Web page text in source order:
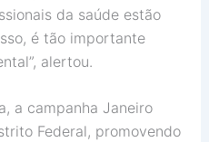
da saúde estão
é tão importante
alertou.
a campanha Janeiro
Federal, promovendo